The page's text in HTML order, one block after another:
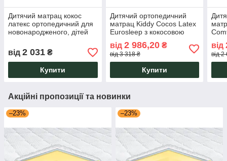
Дитячий матрац кокос
латекс ортопедичний для
новонародженого, дітей
Little Grey Usleep
від 2 031 ₴
Купити
Дитячий ортопедичний
матрац Kiddy Cocos Latex
Eurosleep з кокосовою
койрою, латексом і піною
двосторонній
від 2 986,20₴
від 3 318 ₴
Купити
від
від
Акційні пропозиції та новинки
–23% –23%